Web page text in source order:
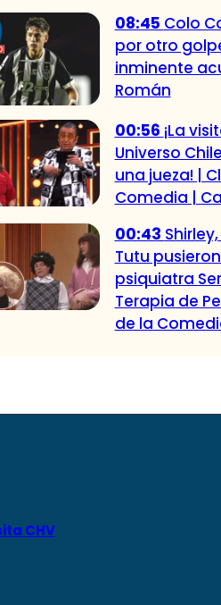
08:45 Colo
por otro
inminente
Román
00:56 ¡La
Universo
una jueza! |
Comedia |
00:43
Tutu
psiquiatra
Terapia de
de la
CHV